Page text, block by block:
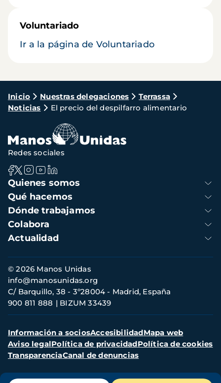
Voluntariado
Ir a la página de Voluntariado
Ruta
de
navegación
Inicio Nuestras delegaciones
Terrassa
Noticias
El precio del despilfarro alimentario
Navegación
principal
Quienes somos
Qué hacemos
Dónde trabajamos
Colabora
Actualidad
Redes sociales
Información
de
contacto
© 2026 Manos Unidas
C/ Barquillo, 38 - 3º28004 - Madrid, España
900 811 888
BIZUM 33439
info@manosunidas.org
Menú
secundario
Información a sociosAccesibilidadMapa web
Aviso legalPolítica de privacidadPolítica de cookies
TransparenciaCanal de denuncias